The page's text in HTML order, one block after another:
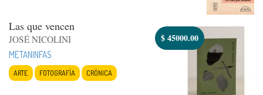
Las que vencen
JOSÉ NICOLINI
METANINFAS
ARTE FOTOGRAFÍA CRÓNICA
$45000.00